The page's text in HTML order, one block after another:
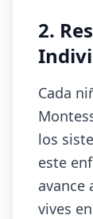
2.
Cada
los
este
avance
vives